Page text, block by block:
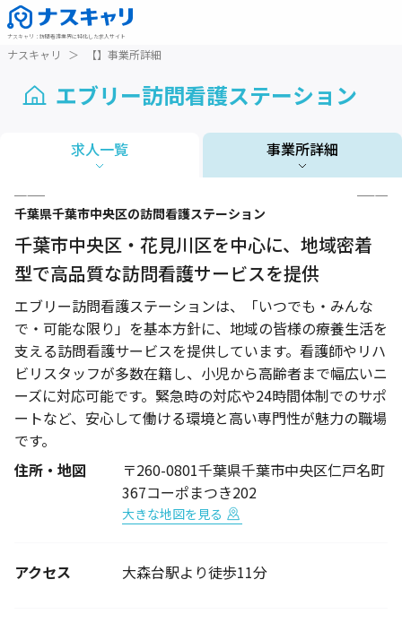
ナスキャリ ： 訪問看護業界に特化した求人サイト
ナスキャリ ＞ 【】事業所詳細
エブリー訪問看護ステーション
求人一覧 事業所詳細
1 / 3
千葉県千葉市中央区の訪問看護ステーション
千葉市中央区・花見川区を中心に、地域密着
型で高品質な訪問看護サービスを提供
エブリー訪問看護ステーションは、「いつでも・みんな
で・可能な限り」を基本方針に、地域の皆様の療養生活を
支える訪問看護サービスを提供しています。看護師やリハ
ビリスタッフが多数在籍し、小児から高齢者まで幅広いニ
ーズに対応可能です。緊急時の対応や24時間体制でのサポ
ートなど、安心して働ける環境と高い専門性が魅力の職場
です。
住所・地図
〒260-0801千葉県千葉市中央区仁戸名町
367コーポまつき202
大きな地図を見る
アクセス 大森台駅より徒歩11分